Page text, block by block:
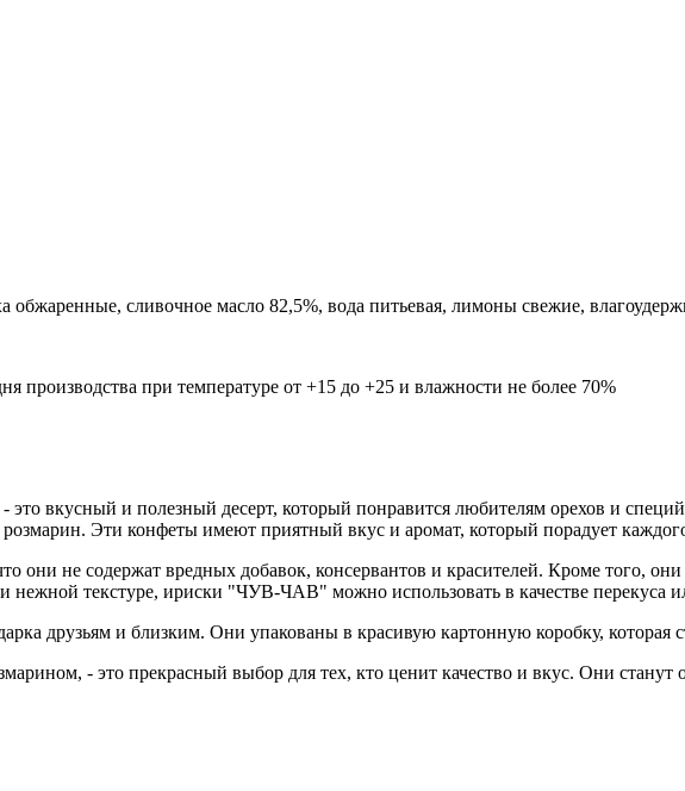
обжаренные, сливочное масло 82,5%, вода питьевая, лимоны свежие,
производства при температуре от +15 до +25 и влажности не более 70%
вкусный и полезный десерт, который понравится любителям орехов и
Эти конфеты имеют приятный вкус и аромат, который порадует
они не содержат вредных добавок, консервантов и красителей. Кроме того,
и нежной текстуре, ириски "ЧУВ-ЧАВ" можно использовать в качестве перекуса
друзьям и близким. Они упакованы в красивую картонную коробку, которая
- это прекрасный выбор для тех, кто ценит качество и вкус. Они